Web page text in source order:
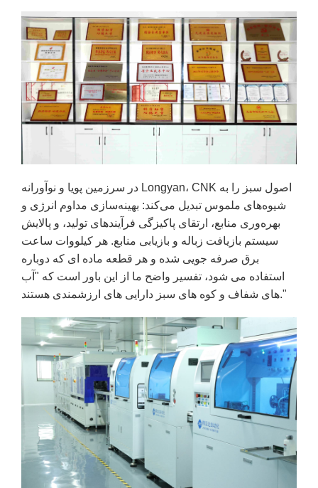
در سرزمین پویا و نوآورانه Longyan، CNK اصول سبز را به
شیوه‌های ملموس تبدیل می‌کند: بهینه‌سازی مداوم انرژی و
بهره‌وری منابع، ارتقای پاکیزگی فرآیندهای تولید، و پالایش
سیستم بازیافت زباله و بازیابی منابع. هر کیلووات ساعت
برق صرفه جویی شده و هر قطعه ماده ای که دوباره
استفاده می شود، تفسیر واضح ما از این باور است که "آب
های شفاف و کوه های سبز دارایی های ارزشمندی هستند."